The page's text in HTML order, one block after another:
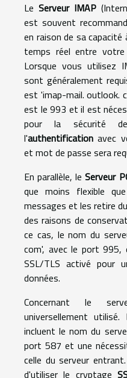
Le Serveur IMAP
est souvent
en raison de sa
temps réel entre
Lorsque vous utilisez
sont généralement
est 'imap-mail. outlook.
est le 993 et il est
pour la sécurité
l'authentification avec
et mot de passe sera
En parallèle, leServeur
que moins flexible
messages et les retire
des raisons de
ce cas, le nom du
com', avec le port 995,
SSL/TLS activé pour
données.
Concernant le
universellement
incluent le nom du
port 587 et une
celle du serveur
d'utiliser le cryptage